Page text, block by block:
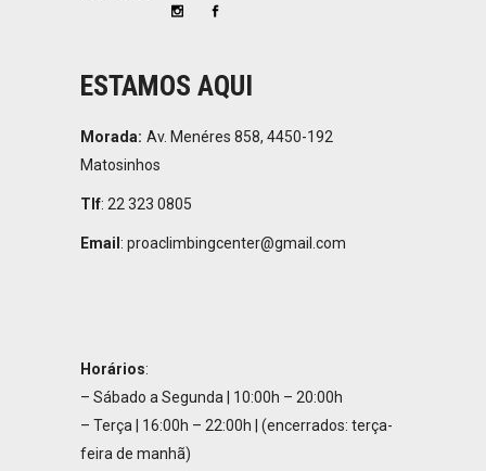
ESTAMOS AQUI
Morada: Av. Menéres 858, 4450-192
Matosinhos
Tlf: 22 323 0805
Email : proaclimbingcenter@gmail.com
Horários:
– Sábado a Segunda | 10:00h – 20:00h
– Terça | 16:00h – 22:00h | (encerrados: terça-
feira de manhã)